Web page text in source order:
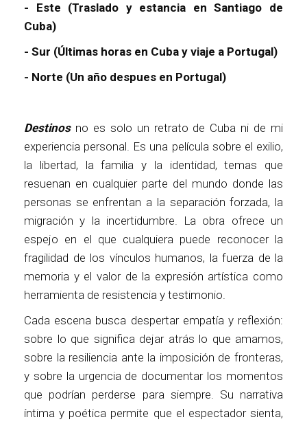
- Este (Traslado y estancia en Santiago de
Cuba)
- Sur (Últimas horas en Cuba y viaje a Portugal)
- Norte (Un año despues en Portugal)
Destinosno es solo un retrato de Cuba ni de mi
experiencia personal. Es una película sobre el exilio,
la libertad, la familia y la identidad, temas que
resuenan en cualquier parte del mundo donde las
personas se enfrentan a la separación forzada, la
migración y la incertidumbre. La obra ofrece un
espejo en el que cualquiera puede reconocer la
fragilidad de los vínculos humanos, la fuerza de la
memoria y el valor de la expresión artística como
herramienta de resistencia y testimonio.
Cada escena busca despertar empatía y reflexión:
sobre lo que significa dejar atrás lo que amamos,
sobre la resiliencia ante la imposición de fronteras,
y sobre la urgencia de documentar los momentos
que podrían perderse para siempre. Su narrativa
íntima y poética permite que el espectador sienta,